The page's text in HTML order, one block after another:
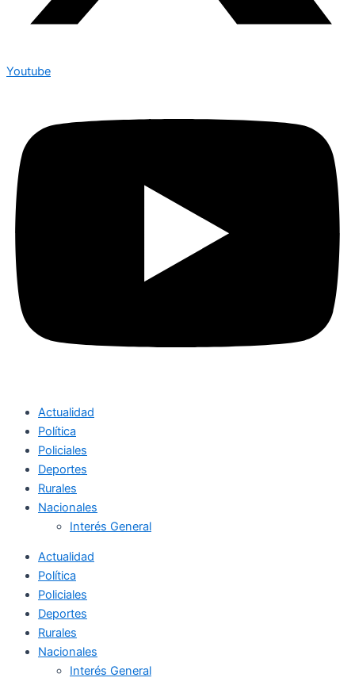
Youtube
Actualidad
Política
Policiales
Deportes
Rurales
Nacionales
Interés General
Actualidad
Política
Policiales
Deportes
Rurales
Nacionales
Interés General